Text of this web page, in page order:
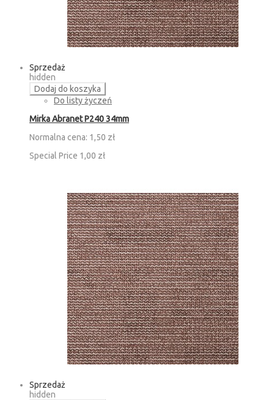
Sprzedaż
hidden
Dodaj do koszyka
Do listy życzeń
Mirka Abranet P240 34mm
Normalna cena: 1,50 zł
Special Price 1,00 zł
Sprzedaż
hidden